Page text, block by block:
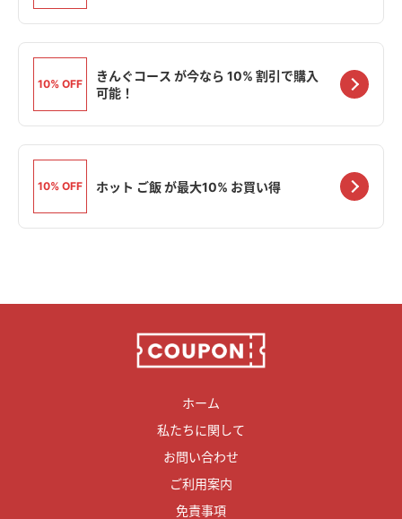
10% OFF
きんぐコース が今なら 10% 割引で購入
可能！
10% OFF ホット ご飯 が最大10% お買い得
ホーム
私たちに関して
お問い合わせ
ご利用案内
免責事項